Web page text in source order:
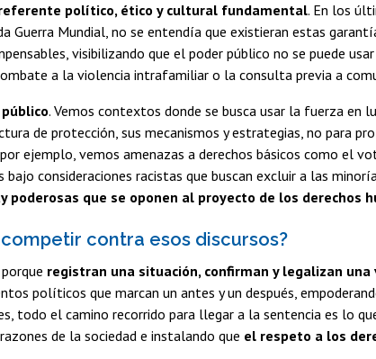
político, ético y cultural fundamental. En los
Guerra Mundial, no se entendía que existieran estas
visibilizando que el poder público no se puede
a la violencia intrafamiliar o la consulta previa a
. Vemos contextos donde se busca usar la fuerza en
de protección, sus mecanismos y estrategias, no para
ejemplo, vemos amenazas a derechos básicos como el
consideraciones racistas que buscan excluir a las
poderosas que se oponen al proyecto de los derechos
contra esos discursos?
registran una situación, confirman y legalizan
políticos que marcan un antes y un después,
todo el camino recorrido para llegar a la sentencia es lo
de la sociedad e instalando que el respeto a los